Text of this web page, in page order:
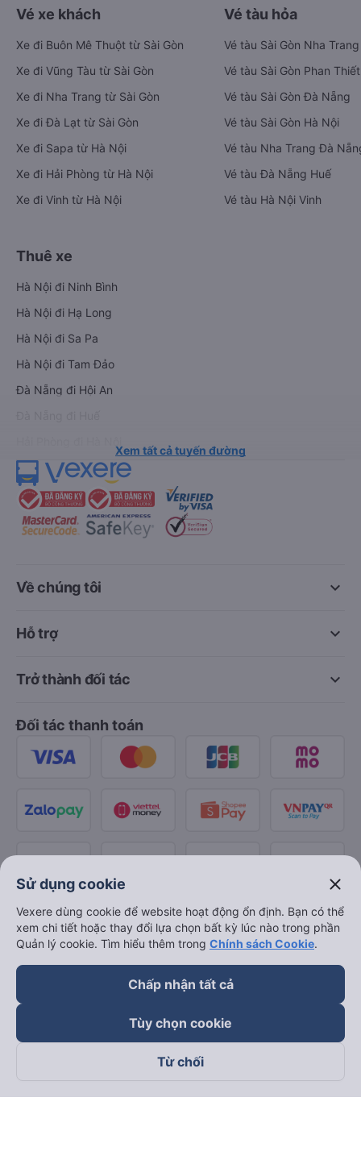
Vé xe khách
Xe đi Buôn Mê Thuột từ Sài Gòn
Xe đi Vũng Tàu từ Sài Gòn
Xe đi Nha Trang từ Sài Gòn
Xe đi Đà Lạt từ Sài Gòn
Xe đi Sapa từ Hà Nội
Xe đi Hải Phòng từ Hà Nội
Xe đi Vinh từ Hà Nội
Vé tàu hỏa
Vé tàu Sài Gòn Nha Trang
Vé tàu Sài Gòn Phan Thiết
Vé tàu Sài Gòn Đà Nẵng
Vé tàu Sài Gòn Hà Nội
Vé tàu Nha Trang Đà
Vé tàu Đà Nẵng Huế
Vé tàu Hà Nội Vinh
Thuê xe
Hà Nội đi Ninh Bình
Hà Nội đi Hạ Long
Hà Nội đi Sa Pa
Hà Nội đi Tam Đảo
Đà Nẵng đi Hội An
Xem tất cả tuyến đường
keyboard_arrow_down
Về chúng tôi
keyboard_arrow_down
Hỗ trợ
keyboard_arrow_down
Trở thành đối tác
Đối tác thanh toán
Theo dõi chúng tôi trên
Sử dụng cookie close
Vexere dùng cookie để website hoạt động ổn định. Bạn có thể
xem chi tiết hoặc thay đổi lựa chọn bất kỳ lúc nào trong phần
Quản lý cookie. Tìm hiểu thêm trong Chính sách Cookie.
Chấp nhận tất cả
Tùy chọn cookie
Từ chối